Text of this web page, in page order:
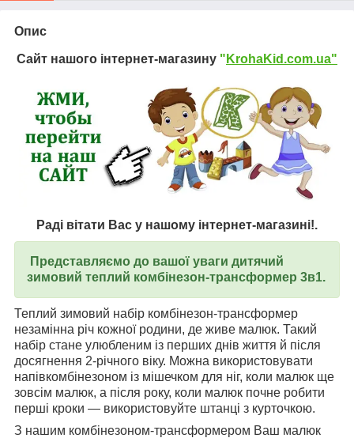
Опис
Сайт нашого інтернет-магазину " KrohaKid.com.ua"
Раді вітати Вас у нашому інтернет-магазині!.
Представляємо до вашої уваги дитячий
зимовий теплий комбінезон-трансформер 3в1.
Теплий зимовий набір комбінезон-трансформер
незамінна річ кожної родини, де живе малюк. Такий
набір стане улюбленим із перших днів життя й після
досягнення 2-річного віку. Можна використовувати
напівкомбінезоном із мішечком для ніг, коли малюк ще
зовсім малюк, а після року, коли малюк почне робити
перші кроки — використовуйте штанці з курточкою.
З нашим комбінезоном-трансформером Ваш малюк